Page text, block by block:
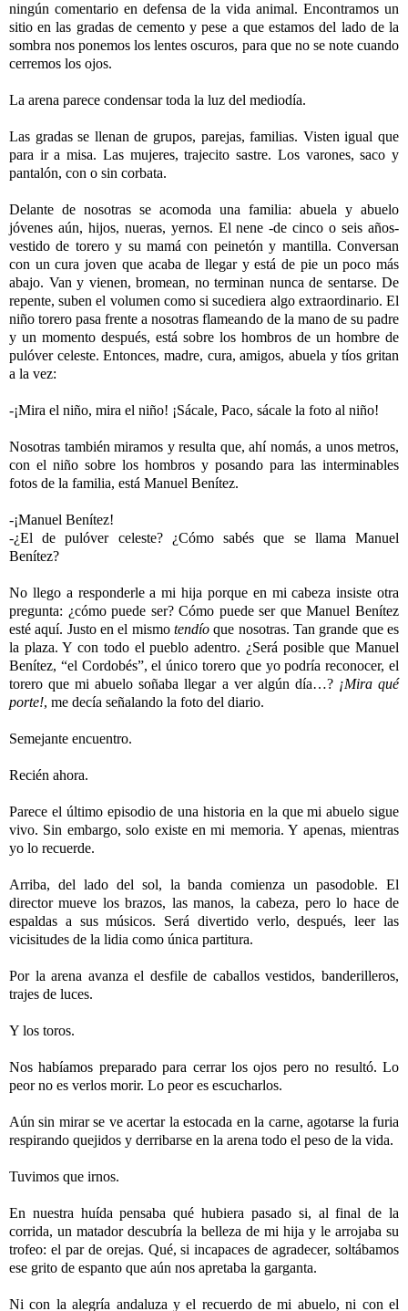
ningún comentario en defensa de la vida animal. Encontramos un
sitio en las gradas de cemento y pese a que estamos del lado de la
sombra nos ponemos los lentes oscuros, para que no se note cuando
cerremos los ojos.
La arena parece condensar toda la luz del mediodía.
Las gradas se llenan de grupos, parejas, familias. Visten igual que
para ir a misa. Las mujeres, trajecito sastre. Los varones, saco y
pantalón, con o sin corbata.
Delante de nosotras se acomoda una familia: abuela y abuelo
jóvenes aún, hijos, nueras, yernos. El nene -de cinco o seis años-
vestido de torero y su mamá con peinetón y mantilla. Conversan
con un cura joven que acaba de llegar y está de pie un poco más
abajo. Van y vienen, bromean, no terminan nunca de sentarse. De
repente, suben el volumen como si sucediera algo extraordinario. El
niño torero pasa frente a nosotras flameando de la mano de su padre
y un momento después, está sobre los hombros de un hombre de
pulóver celeste. Entonces, madre, cura, amigos, abuela y tíos gritan
a la vez:
-¡Mira el niño, mira el niño! ¡Sácale, Paco, sácale la foto al niño!
Nosotras también miramos y resulta que, ahí nomás, a unos metros,
con el niño sobre los hombros y posando para las interminables
fotos de la familia, está Manuel Benítez.
-¡Manuel Benítez!
-¿El de pulóver celeste? ¿Cómo sabés que se llama Manuel
Benítez?
No llego a responderle a mi hija porque en mi cabeza insiste otra
pregunta: ¿cómo puede ser? Cómo puede ser que Manuel Benítez
esté aquí. Justo en el mismo tendío que nosotras. Tan grande que es
la plaza. Y con todo el pueblo adentro. ¿Será posible que Manuel
Benítez, “el Cordobés”, el único torero que yo podría reconocer, el
torero que mi abuelo soñaba llegar a ver algún día…? ¡Mira qué
porte!, me decía señalando la foto del diario.
Semejante encuentro.
Recién ahora.
Parece el último episodio de una historia en la que mi abuelo sigue
vivo. Sin embargo, solo existe en mi memoria. Y apenas, mientras
yo lo recuerde.
Arriba, del lado del sol, la banda comienza un pasodoble. El
director mueve los brazos, las manos, la cabeza, pero lo hace de
espaldas a sus músicos. Será divertido verlo, después, leer las
vicisitudes de la lidia como única partitura.
Por la arena avanza el desfile de caballos vestidos, banderilleros,
trajes de luces.
Y los toros.
Nos habíamos preparado para cerrar los ojos pero no resultó. Lo
peor no es verlos morir. Lo peor es escucharlos.
Aún sin mirar se ve acertar la estocada en la carne, agotarse la furia
respirando quejidos y derribarse en la arena todo el peso de la vida.
Tuvimos que irnos.
En nuestra huída pensaba qué hubiera pasado si, al final de la
corrida, un matador descubría la belleza de mi hija y le arrojaba su
trofeo: el par de orejas. Qué, si incapaces de agradecer, soltábamos
ese grito de espanto que aún nos apretaba la garganta.
Ni con la alegría andaluza y el recuerdo de mi abuelo, ni con el